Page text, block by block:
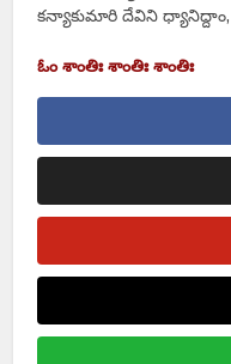
కన్యాకుమారి దేవిని
ఓం శాంతిః శాంతిః శాంతిః